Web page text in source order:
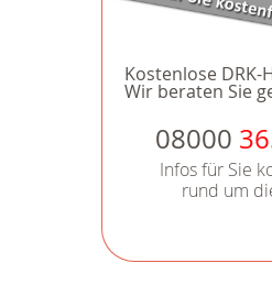
Kostenlose DRK-
Wir beraten Sie
08000
Infos für Sie
rund um